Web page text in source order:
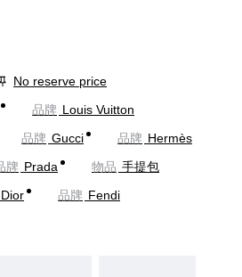
No reserve price
品牌 Louis Vuitton
品牌 Gucci 品牌 Hermès
牌 Prada 物品 手提包
品牌 Fendi